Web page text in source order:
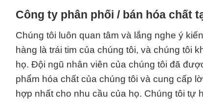
Công ty phân phối / bán hóa chất
Chúng tôi luôn quan tâm và lắng nghe ý
hàng là trái tim của chúng tôi, và chúng tôi
họ. Đội ngũ nhân viên của chúng tôi đã
phẩm hóa chất của chúng tôi và cung cấp
hợp nhất cho nhu cầu của họ. Chúng tôi tự